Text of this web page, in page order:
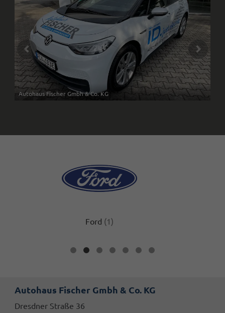
Autohaus Fischer Gmbh & Co. KG
Ford (1)
von
Autohaus Fischer Gmbh & Co. KG
Dresdner Straße 36